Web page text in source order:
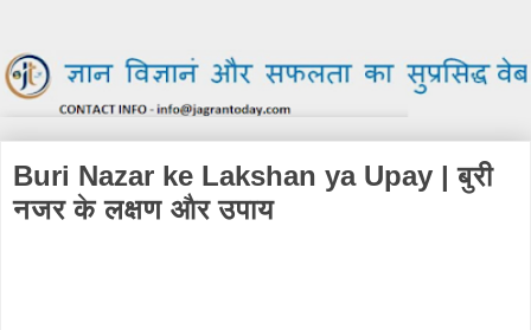
Buri Nazar ke Lakshan ya Upay | बुरी
नजर के लक्षण और उपाय